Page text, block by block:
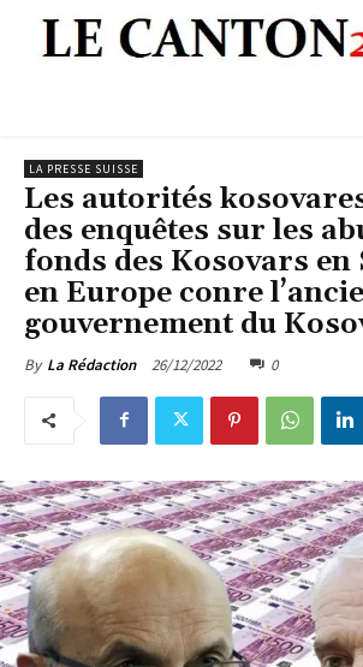
LA PRESSE SUISSE
Les autorités
des enquêtes sur les
fonds des Kosovars en
en Europe conre
gouvernement du
By La Rédaction 26/12/2022 0